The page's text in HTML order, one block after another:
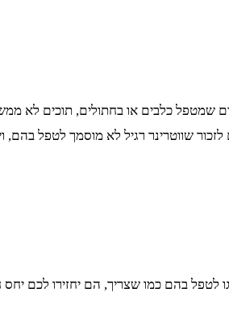
כלבים או בחתולים, תוכים לא
שווטרינר רגיל לא מוסמך לטפל בהם,
לטפל בהם כמו שצריך, הם יחזירו לכם